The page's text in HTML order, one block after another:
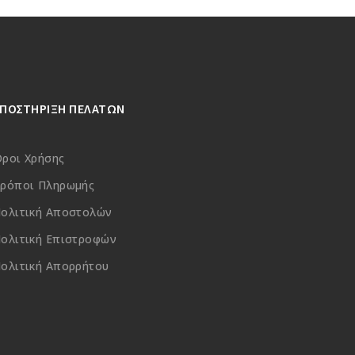
ΠΕΛΑΤΩΝ
Χρήσης
Πληρωμής
Αποστολών
Επιστροφών
Απορρήτου